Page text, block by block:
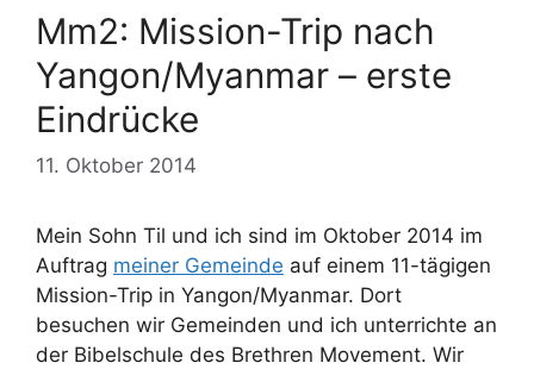
Mm2: Mission-Trip nach
Yangon/Myanmar – erste
Eindrücke
11. Oktober 2014
Mein Sohn Til und ich sind im Oktober 2014 im
Auftrag meiner Gemeinde auf einem 11-tägigen
Mission-Trip in Yangon/Myanmar. Dort
besuchen wir Gemeinden und ich unterrichte an
der Bibelschule des Brethren Movement. Wir